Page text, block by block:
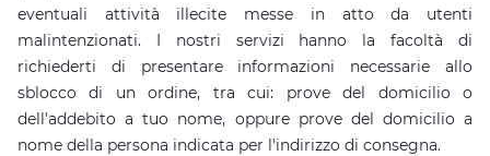
eventuali attività illecite messe in atto da utenti
malintenzionati. I nostri servizi hanno la facoltà di
richiederti di presentare informazioni necessarie allo
sblocco di un ordine, tra cui: prove del domicilio o
dell'addebito a tuo nome, oppure prove del domicilio a
nome della persona indicata per l'indirizzo di consegna.